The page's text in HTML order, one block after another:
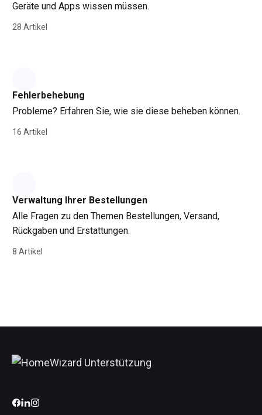
Geräte und Apps wissen müssen.
28 Artikel
Fehlerbehebung
Probleme? Erfahren Sie, wie sie diese beheben können.
16 Artikel
Verwaltung Ihrer Bestellungen
Alle Fragen zu den Themen Bestellungen, Versand,
Rückgaben und Erstattungen.
8 Artikel